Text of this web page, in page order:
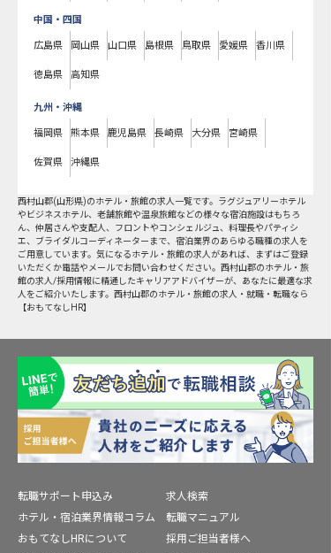
中国・四国
広島県 岡山県 山口県 島根県 鳥取県 愛媛県 香川県
徳島県 高知県
九州・沖縄
福岡県 熊本県 鹿児島県 長崎県 大分県 宮崎県
佐賀県 沖縄県
西村山郡(山形県)のホテル・旅館の求人一覧です。ラグジュアリーホテル
やビジネスホテル、老舗旅館や温泉旅館などの様々な宿泊施設はもちろ
ん、仲居さんや支配人、フロントやコンシェルジュ、料理長やパティシ
エ、ブライダルコーディネーターまで、宿泊業界のあらゆる職種の求人を
ご用意しています。気になるホテル・旅館の求人があれば、まずはご登録
いただくか電話やメールでお問い合わせください。西村山郡のホテル・旅
館の求人/採用情報に精通したキャリアアドバイザーが、あなたに最適な求
人をご紹介いたします。西村山郡のホテル・旅館の求人・就職・転職なら
【おもてなしHR】
転職サポート申込み
求人検索
ホテル・宿泊業界情報コラム
転職マニュアル
おもてなしHRについて
採用ご担当者様へ